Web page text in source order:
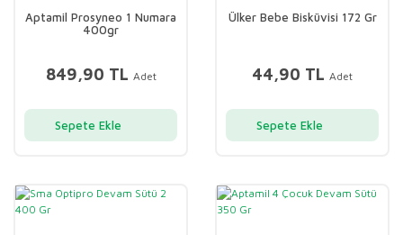
Aptamil Prosyneo 1 Numara
400gr
849,90 TL Adet
Sepete Ekle
Ülker Bebe Bisküvisi 172 Gr
44,90 TL Adet
Sepete Ekle